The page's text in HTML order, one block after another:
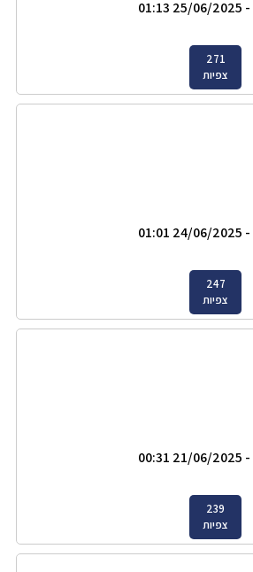
- 25/06/2025 01:13
271
צפיות
- 24/06/2025 01:01
247
צפיות
- 21/06/2025 00:31
239
צפיות